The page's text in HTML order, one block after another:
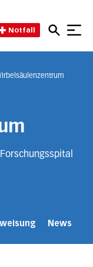
Notfall
News